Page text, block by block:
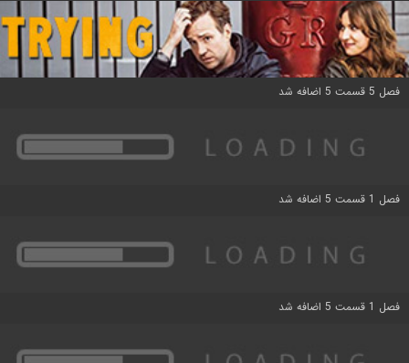
فصل 5 قسمت 5 اضافه شد
فصل 1 قسمت 5 اضافه شد
فصل 1 قسمت 5 اضافه شد